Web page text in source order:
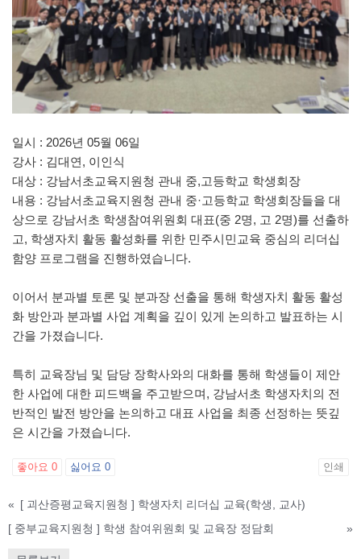
일시 : 2026년 05월 06일
강사 : 김대연, 이인식
대상 : 강남서초교육지원청 관내 중,고등학교 학생회장
내용 : 강남서초교육지원청 관내 중·고등학교 학생회장들을 대
상으로 강남서초 학생참여위원회 대표(중 2명, 고 2명)를 선출하
고, 학생자치 활동 활성화를 위한 민주시민교육 중심의 리더십
함양 프로그램을 진행하였습니다.
이어서 분과별 토론 및 분과장 선출을 통해 학생자치 활동 활성
화 방안과 분과별 사업 계획을 깊이 있게 논의하고 발표하는 시
간을 가졌습니다.
특히 교육장님 및 담당 장학사와의 대화를 통해 학생들이 제안
한 사업에 대한 피드백을 주고받으며, 강남서초 학생자치의 전
반적인 발전 방안을 논의하고 대표 사업을 최종 선정하는 뜻깊
은 시간을 가졌습니다.
좋아요 0 싫어요 0 인쇄
« [ 괴산증평교육지원청 ] 학생자치 리더십 교육(학생, 교사)
[ 중부교육지원청 ] 학생 참여위원회 및 교육장 정담회
»